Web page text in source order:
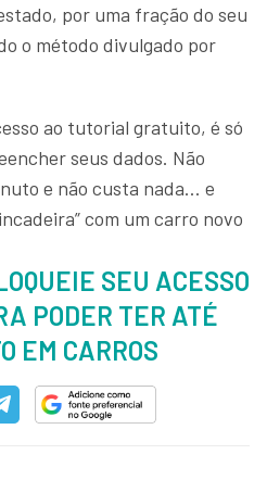
por uma fração do seu
o método divulgado por
ao tutorial gratuito, é só
seus dados. Não
e não custa nada… e
com um carro novo
SEU ACESSO
PODER TER ATÉ
EM CARROS